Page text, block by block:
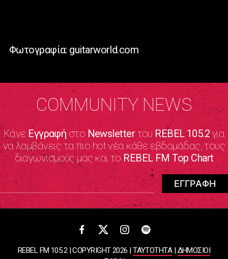
Φωτογραφία: guitarworld.com
COMMUNITY NEWS
Κάνε Εγγραφήστο NewsletterτουREBEL 105.2για
να λαμβάνεις τα πιο hot νέα κάθε εβδομάδας, τους
διαγωνισμούς μας και το REBEL FM Top Chart
REBEL FM 105.2 | COPYRIGHT 2026 |ΤΑΥΤΟΤΗΤΑ|ΔΗΜΟΣΙΟΙ